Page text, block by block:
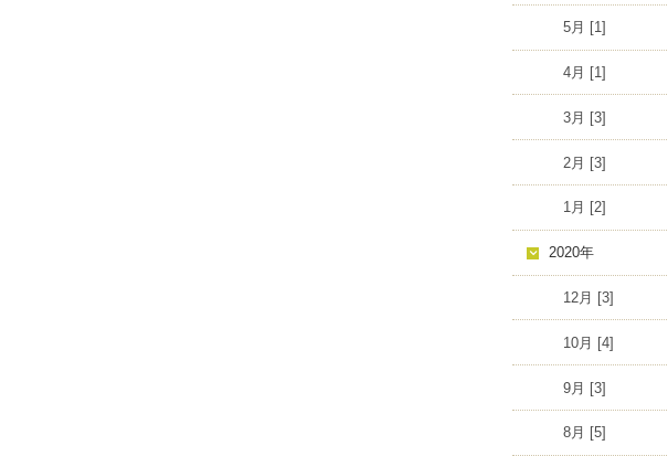
5月 [1]
4月 [1]
3月 [3]
2月 [3]
1月 [2]
2020年
12月 [3]
10月 [4]
9月 [3]
8月 [5]